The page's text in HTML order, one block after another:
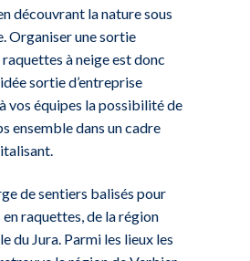
découvrant la nature sous
Organiser une sortie
raquettes à neige est donc
sortie d’entreprise
vos équipes la possibilité de
ensemble dans un cadre
de sentiers balisés pour
en raquettes, de la région
du Jura. Parmi les lieux les